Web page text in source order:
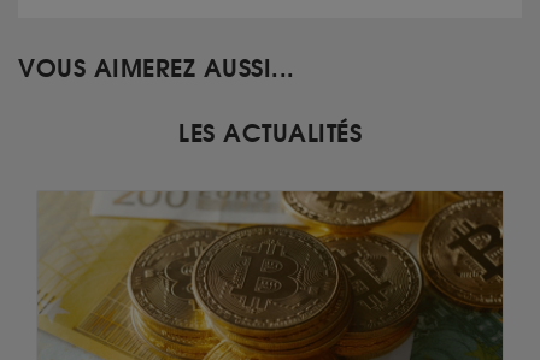
VOUS AIMEREZ AUSSI...
LES ACTUALITÉS